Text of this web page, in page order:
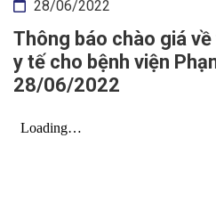
28/06/2022
Thông báo chào giá
y tế cho bệnh viện
28/06/2022